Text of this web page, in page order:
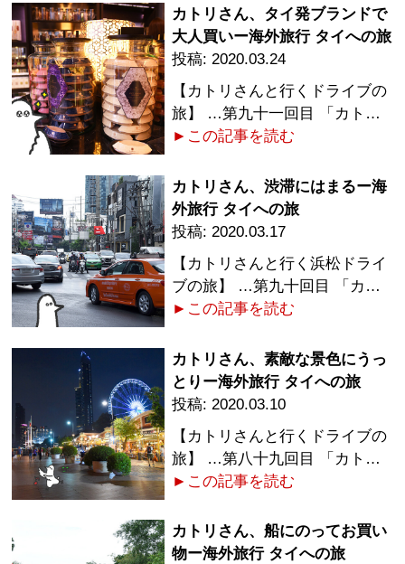
カトリさん、タイ発ブランドで
大人買いー海外旅行 タイへの旅
2020.03.24
【カトリさんと行くドライブの
旅】 …第九十一回目 「カト…
►この記事を読む
カトリさん、渋滞にはまるー海
外旅行 タイへの旅
2020.03.17
【カトリさんと行く浜松ドライ
ブの旅】 …第九十回目 「カ…
►この記事を読む
カトリさん、素敵な景色にうっ
とりー海外旅行 タイへの旅
2020.03.10
【カトリさんと行くドライブの
旅】 …第八十九回目 「カト…
►この記事を読む
カトリさん、船にのってお買い
物ー海外旅行 タイへの旅